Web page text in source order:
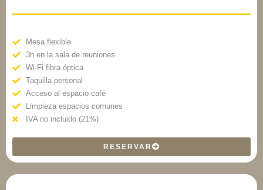
Mesa flexible
3h en la sala de reuniones
Wi-Fi fibra óptica
Taquilla personal
Acceso al espacio café
Limpieza espacios comunes
IVA no incluido (21%)
RESERVAR